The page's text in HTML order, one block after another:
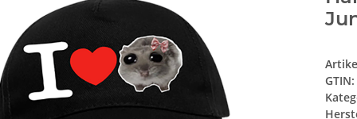
GTIN: